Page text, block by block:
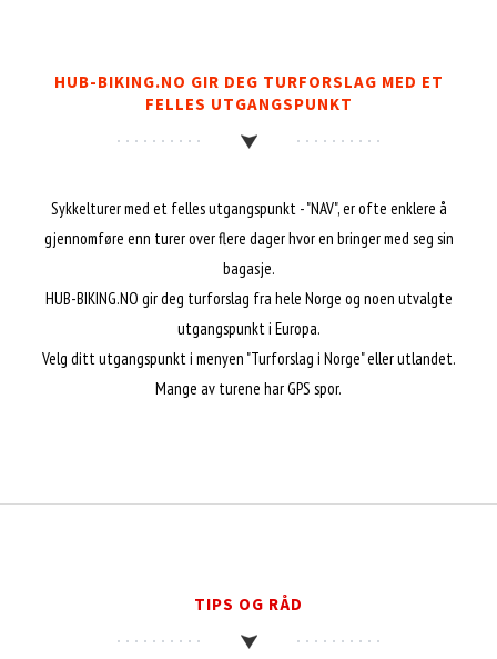
HUB-BIKING.NO GIR DEG TURFORSLAG MED ET
FELLES UTGANGSPUNKT
Sykkelturer med et felles utgangspunkt - "NAV", er ofte enklere å
gjennomføre enn turer over flere dager hvor en bringer med seg sin
bagasje.
HUB-BIKING.NO gir deg turforslag fra hele Norge og noen utvalgte
utgangspunkt i Europa.
Velg ditt utgangspunkt i menyen "Turforslag i Norge" eller utlandet.
Mange av turene har GPS spor.
TIPS OG RÅD